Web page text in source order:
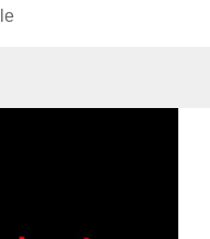
author/pierluigi-